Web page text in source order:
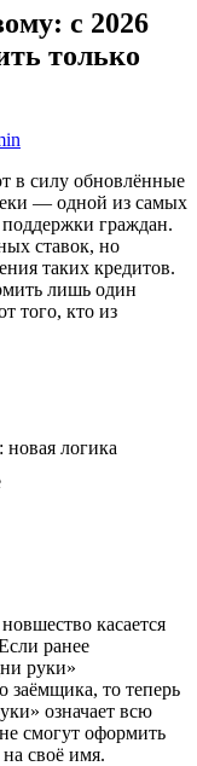
с 2026
только
в силу обновлённые
— одной из самых
граждан.
ставок, но
таких кредитов.
лишь один
того, кто из
логика
касается
ранее
руки»
заёмщика, то теперь
означает всю
смогут оформить
своё имя.